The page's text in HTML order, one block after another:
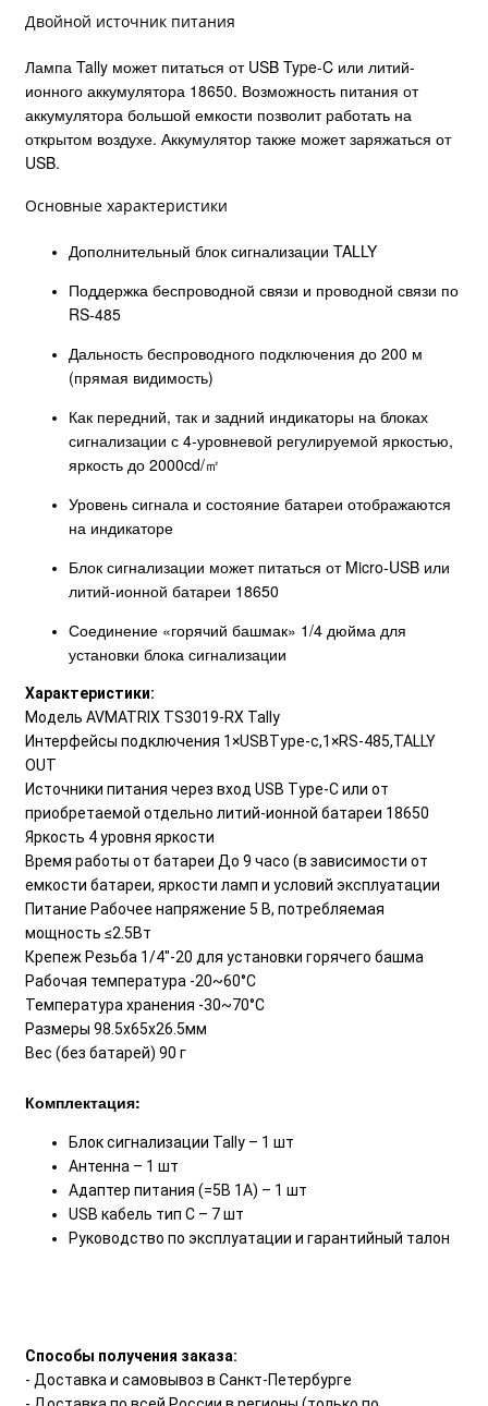
Двойной источник питания
Лампа Tally может питаться от USB Type-C или литий-
ионного аккумулятора 18650. Возможность питания от
аккумулятора большой емкости позволит работать на
открытом воздухе. Аккумулятор также может заряжаться от
USB.
Основные характеристики
Дополнительный блок сигнализации TALLY
Поддержка беспроводной связи и проводной связи по
RS-485
Дальность беспроводного подключения до 200 м
(прямая видимость)
Как передний, так и задний индикаторы на блоках
сигнализации с 4-уровневой регулируемой яркостью,
яркость до 2000cd/㎡
Уровень сигнала и состояние батареи отображаются
на индикаторе
Блок сигнализации может питаться от Micro-USB или
литий-ионной батареи 18650
Соединение «горячий башмак» 1/4 дюйма для
установки блока сигнализации
Характеристики:
Модель AVMATRIX TS3019-RX Tally
Интерфейсы подключения 1×USBType-c,1×RS-485,TALLY
OUT
Источники питания через вход USB Type-C или от
приобретаемой отдельно литий-ионной батареи 18650
Яркость 4 уровня яркости
Время работы от батареи До 9 часо (в зависимости от
емкости батареи, яркости ламп и условий эксплуатации
Питание Рабочее напряжение 5 В, потребляемая
мощность ≤2.5Вт
Крепеж Резьба 1/4"-20 для установки горячего башма
Рабочая температура -20~60°С
Температура хранения -30~70°С
Размеры 98.5х65х26.5мм
Вес (без батарей) 90 г
Комплектация:
Блок сигнализации Tally – 1 шт
Антенна – 1 шт
Адаптер питания (=5В 1А) – 1 шт
USB кабель тип С – 7 шт
Руководство по эксплуатации и гарантийный талон
Способы получения заказа:
- Доставка и самовывоз в Санкт-Петербурге